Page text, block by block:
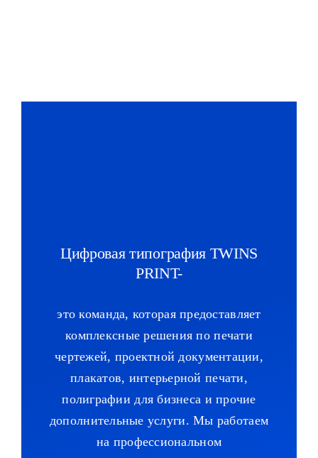
Цифровая типография TWINS
PRINT-
это команда, которая предоставляет
комплексные решения по печати
чертежей, проектной документации,
плакатов, интерьерной печати,
полиграфии для бизнеса и прочие
дополнительные услуги. Мы работаем
на профессиональном